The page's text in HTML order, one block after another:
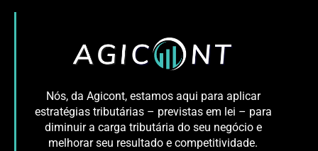
Nós, da Agicont, estamos aqui para aplicar
estratégias tributárias – previstas em lei – para
diminuir a carga tributária do seu negócio e
melhorar seu resultado e competitividade.